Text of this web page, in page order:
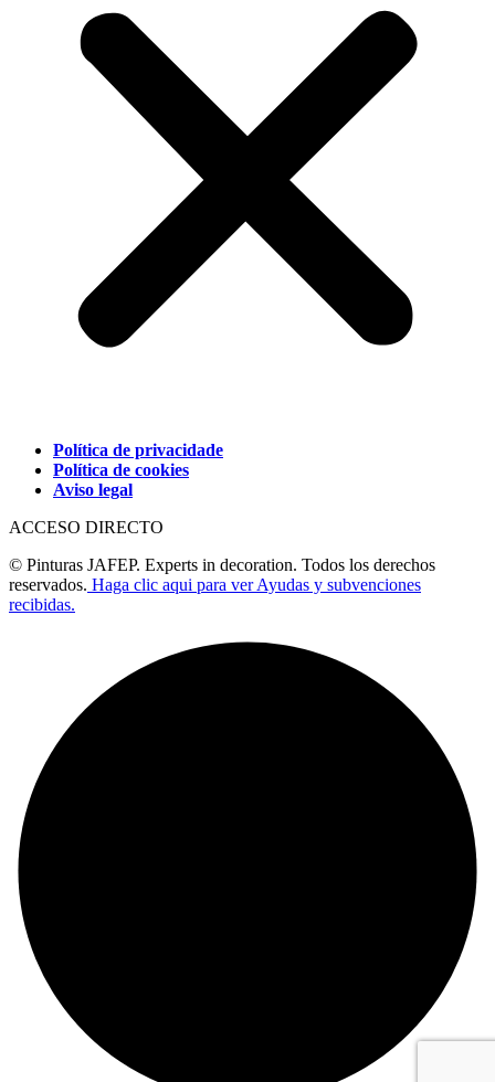
Política de privacidade
Política de cookies
Aviso legal
ACCESO DIRECTO
© Pinturas JAFEP. Experts in decoration. Todos los derechos
reservados. Haga clic aqui para ver Ayudas y subvenciones
recibidas.